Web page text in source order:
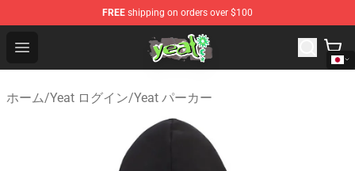
FREE shipping on orders over $100
Open menu
Yeat Shop - Official Yeat Merchandise Store
ホーム/Yeat ログイン/Yeat パーカー